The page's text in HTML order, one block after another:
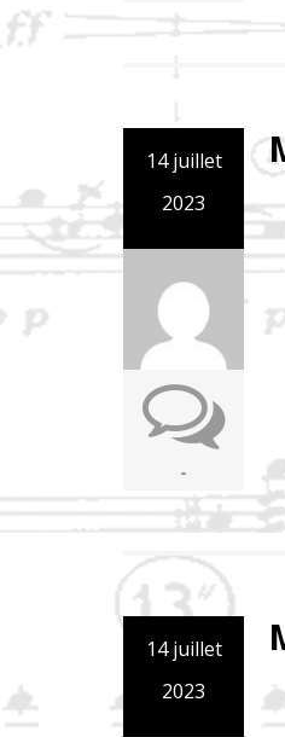
14 juillet
2023
-
14 juillet
2023